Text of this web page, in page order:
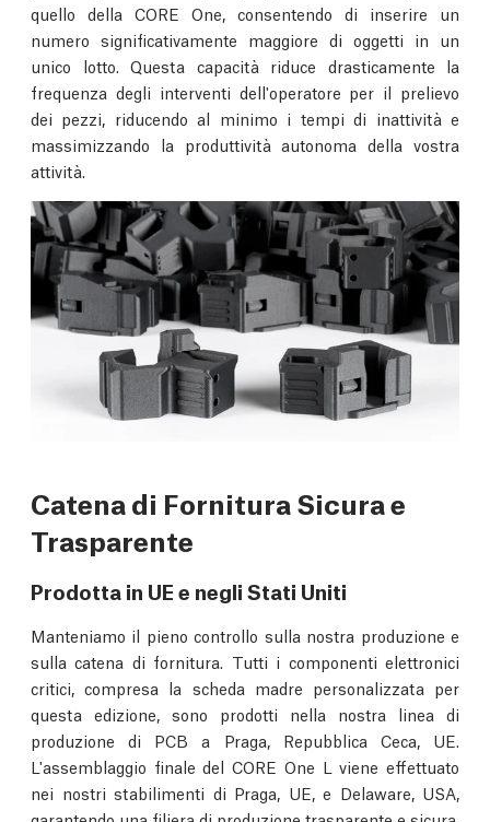
quello della CORE One, consentendo di inserire un
numero significativamente maggiore di oggetti in un
unico lotto. Questa capacità riduce drasticamente la
frequenza degli interventi dell'operatore per il prelievo
dei pezzi, riducendo al minimo i tempi di inattività e
massimizzando la produttività autonoma della vostra
attività.
Catena di Fornitura Sicura e
Trasparente
Prodotta in UE e negli Stati Uniti
Manteniamo il pieno controllo sulla nostra produzione e
sulla catena di fornitura. Tutti i componenti elettronici
critici, compresa la scheda madre personalizzata per
questa edizione, sono prodotti nella nostra linea di
produzione di PCB a Praga, Repubblica Ceca, UE.
L'assemblaggio finale del CORE One L viene effettuato
nei nostri stabilimenti di Praga, UE, e Delaware, USA,